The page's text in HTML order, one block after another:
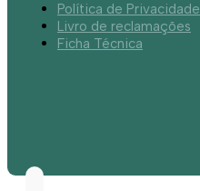
Política de Privacidade
Livro de reclamações
Ficha Técnica